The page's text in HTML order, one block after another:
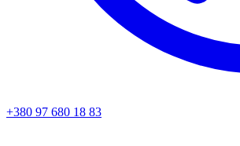
+380 97 680 18 83